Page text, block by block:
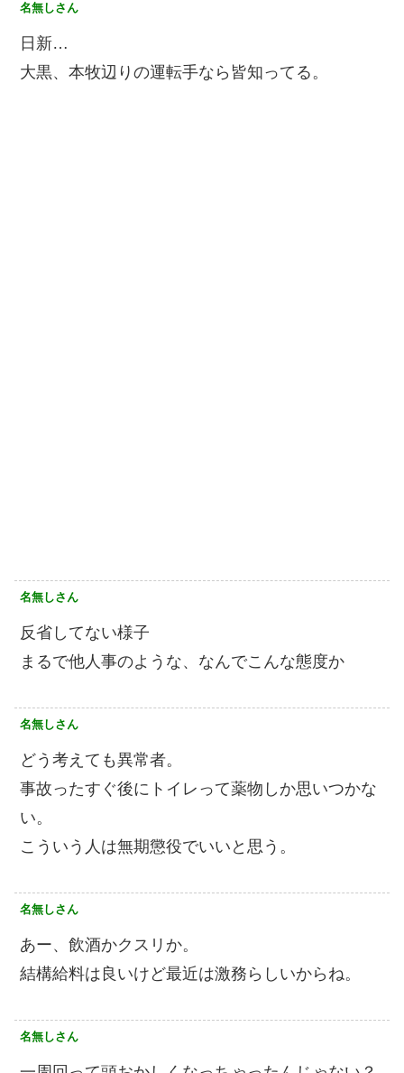
名無しさん
日新…
大黒、本牧辺りの運転手なら皆知ってる。
名無しさん
反省してない様子
まるで他人事のような、なんでこんな態度か
名無しさん
どう考えても異常者。
事故ったすぐ後にトイレって薬物しか思いつかな
い。
こういう人は無期懲役でいいと思う。
名無しさん
あー、飲酒かクスリか。
結構給料は良いけど最近は激務らしいからね。
名無しさん